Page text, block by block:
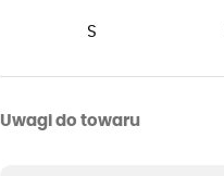
S
Uwagi do towaru